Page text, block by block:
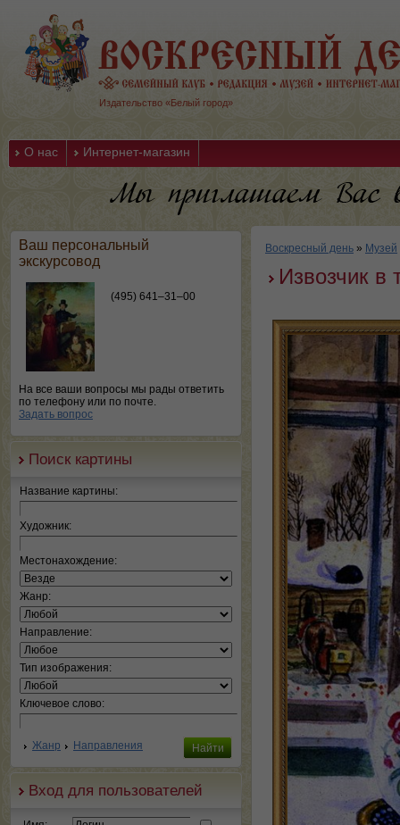
Издательство «Белый город»
О нас Интернет-магазин
Ваш персональный
экскурсовод
(495) 641–31–00
На все ваши вопросы мы рады ответить
по телефону или по почте.
Задать вопрос
Поиск картины
Название картины:
Художник:
Местонахождение:
Жанр:
Направление:
Тип изображения:
Ключевое слово:
Жанр Направления
Вход для пользователей
Воскресный день » Музей
Извозчик в